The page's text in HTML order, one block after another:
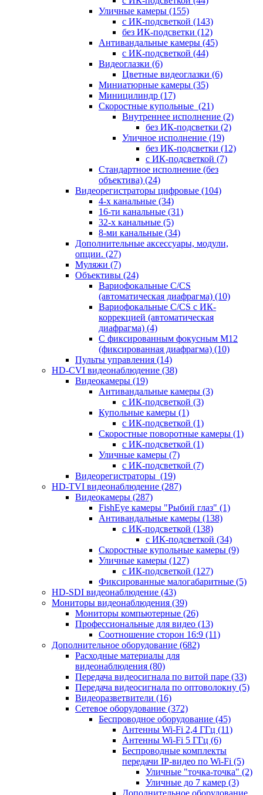
Уличные камеры (155)
с ИК-подсветкой (143)
без ИК-подсветки (12)
Антивандальные камеры (45)
с ИК-подсветкой (44)
Видеоглазки (6)
Цветные видеоглазки (6)
Миниатюрные камеры (35)
Миницилиндр (17)
Скоростные купольные (21)
Внутреннее исполнение (2)
без ИК-подсветки (2)
Уличное исполнение (19)
без ИК-подсветки (12)
с ИК-подсветкой (7)
Стандартное исполнение (без
объектива) (24)
Видеорегистраторы цифровые (104)
4-х канальные (34)
16-ти канальные (31)
32-х канальные (5)
8-ми канальные (34)
Дополнительные аксессуары, модули,
опции. (27)
Муляжи (7)
Объективы (24)
Вариофокальные C/CS
(автоматическая диафрагма) (10)
Вариофокальные C/CS с ИК-
коррекцией (автоматическая
диафрагма) (4)
С фиксированным фокусным М12
(фиксированная диафрагма) (10)
Пульты управления (14)
HD-CVI видеонаблюдение (38)
Видеокамеры (19)
Антивандальные камеры (3)
с ИК-подсветкой (3)
Купольные камеры (1)
с ИК-подсветкой (1)
Скоростные поворотные камеры (1)
с ИК-подсветкой (1)
Уличные камеры (7)
с ИК-подсветкой (7)
Видеорегистраторы (19)
HD-TVI видеонаблюдение (287)
Видеокамеры (287)
FishEye камеры "Рыбий глаз" (1)
Антивандальные камеры (138)
с ИК-подсветкой (138)
с ИК-подсветкой (34)
Скоростные купольные камеры (9)
Уличные камеры (127)
с ИК-подсветкой (127)
Фиксированные малогабаритные (5)
HD-SDI видеонаблюдение (43)
Мониторы видеонаблюдения (39)
Мониторы компьютерные (26)
Профессиональные для видео (13)
Соотношение сторон 16:9 (11)
Дополнительное оборудование (682)
Расходные материалы для
видеонаблюдения (80)
Передача видеосигнала по витой паре (33)
Передача видеосигнала по оптоволокну (5)
Видеоразветвители (16)
Сетевое оборудование (372)
Беспроводное оборудование (45)
Антенны Wi-Fi 2,4 ГГц (11)
Антенны Wi-Fi 5 ГГц (6)
Беспроводные комплекты
передачи IP-видео по Wi-Fi (5)
Уличные "точка-точка" (2)
Уличные до 7 камер (3)
Дополнительное оборудование